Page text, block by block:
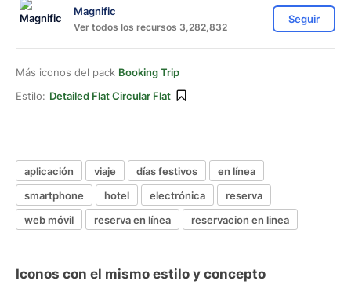
Magnific
Ver todos los recursos 3,282,832
Seguir
Más iconos del pack Booking Trip
Estilo: Detailed Flat Circular Flat
aplicación viaje días festivos
en línea
smartphone
hotel electrónica
reserva
web móvil
reserva en línea reservacion en linea
Iconos con el mismo estilo y concepto